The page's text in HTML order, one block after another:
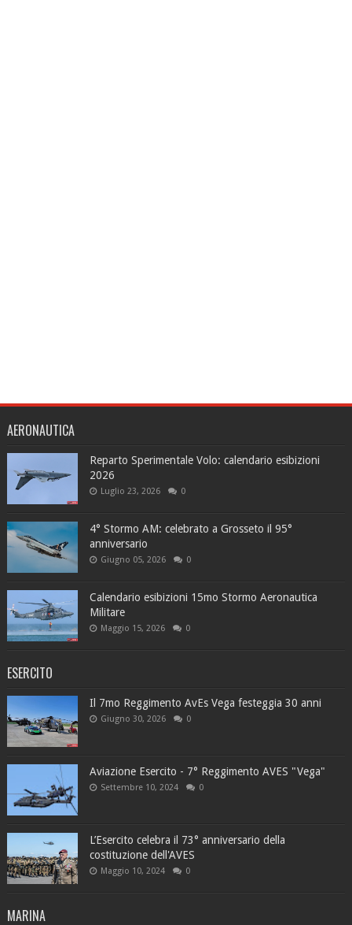
AERONAUTICA
Reparto Sperimentale Volo: calendario esibizioni
2026
Luglio 23, 2026 0
4° Stormo AM: celebrato a Grosseto il 95°
anniversario
Giugno 05, 2026 0
Calendario esibizioni 15mo Stormo Aeronautica
Militare
Maggio 15, 2026 0
ESERCITO
Il 7mo Reggimento AvEs Vega festeggia 30 anni
Giugno 30, 2026 0
Aviazione Esercito - 7° Reggimento AVES "Vega"
Settembre 10, 2024 0
L’Esercito celebra il 73° anniversario della
costituzione dell'AVES
Maggio 10, 2024 0
MARINA